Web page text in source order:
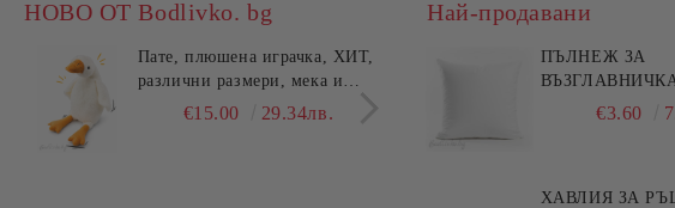
НОВО ОТ Bodlivko. bg
Пате, плюшена играчка, ХИТ,
различни размери, мека и
гушлива€15.00 29.34лв.
Калъфка за
едноцветна, 100%
различни цветове по
€4.00
Най-продавани
ПЪЛНЕЖ ЗА
€3.60
ХАВЛИЯ ЗА